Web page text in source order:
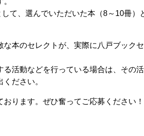
て、選んでいただいた本（8～10冊）
本のセレクトが、実際に八戸ブック
活動などを行っている場合は、その
ださい。
ります。ぜひ奮ってご応募ください！